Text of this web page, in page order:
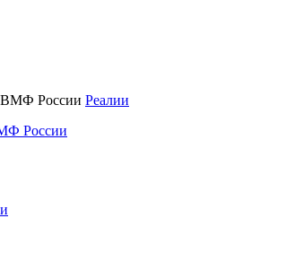
Реалии
России